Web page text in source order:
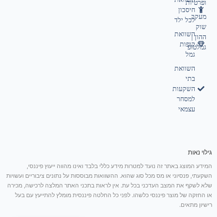
חיסכון
לכל ילד
השוואת
קופות
גמל
השוואת
בתי
השקעות
למסחר
עצמאי
ופרטיות
מעקב
שוק
ההון |
גמלטופ
גילוי נאות
המידע המוצג באתר זה נועד למטרות מידע כללי בלבד ואינו מהווה ייעוץ פיננסי,
השקעתי, פנסיוני או מס מכל סוג שהוא. ההשוואות מבוססות על נתונים ציבוריים ועשויות
שלא לשקף את המצב העדכני בכל עת. אין לראות בתכני האתר המלצה לרכישה, מכירה
או החזקה של מוצר פיננסי כלשהו. לפני כל החלטה פיננסית מומלץ להתייעץ עם בעל
רישיון מתאים.